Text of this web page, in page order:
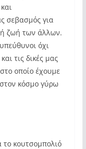
σεβασμός για
ζωή των άλλων.
όχι
τις δικές μας
οποίο έχουμε
κόσμο γύρω
το κουτσομπολιό